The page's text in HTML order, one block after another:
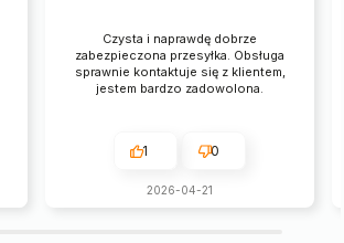
Czysta i naprawdę dobrze
zabezpieczona przesyłka. Obsługa
sprawnie kontaktuje się z klientem,
jestem bardzo zadowolona.
1 0
2026-04-21